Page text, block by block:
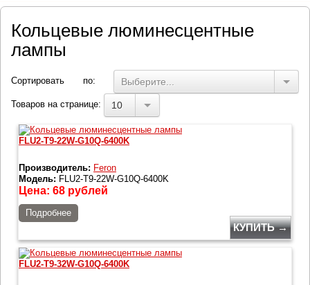
Кольцевые люминесцентные
лампы
Сортировать по: Выберите...
Товаров на странице: 10
FLU2-T9-22W-G10Q-6400K
Производитель: Feron
Модель: FLU2-T9-22W-G10Q-6400K
Цена: 68 рублей
Подробнее
КУПИТЬ →
FLU2-T9-32W-G10Q-6400K